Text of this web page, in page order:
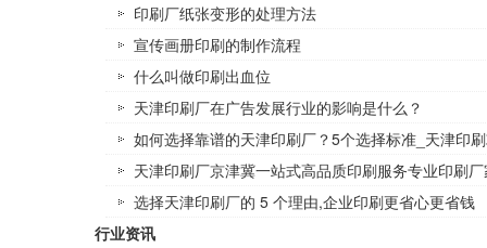
印刷厂纸张变形的处理方法
宣传画册印刷的制作流程
什么叫做印刷出血位
天津印刷厂在广告发展行业的影响是什么？
如何选择靠谱的天津印刷厂？5个选择标准_天津印
天津印刷厂京津冀一站式高品质印刷服务专业印刷
选择天津印刷厂的 5 个理由,企业印刷更省心更省钱
行业资讯